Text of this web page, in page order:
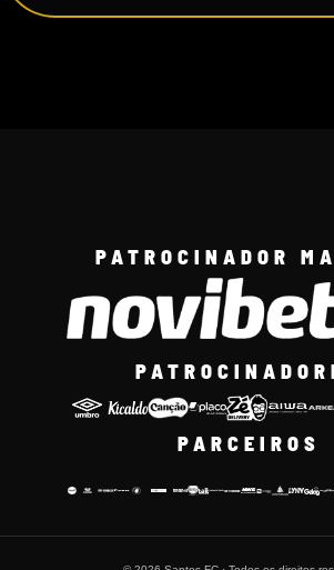
PATROCINADOR
PARCEIROS